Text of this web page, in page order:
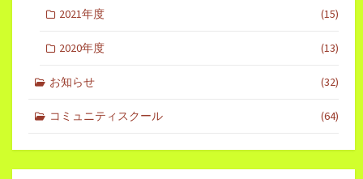
2021年度 (15)
2020年度 (13)
お知らせ (32)
コミュニティスクール (64)